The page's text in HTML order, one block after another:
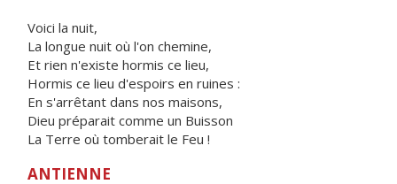
Voici la nuit,
La longue nuit où l'on chemine,
Et rien n'existe hormis ce lieu,
Hormis ce lieu d'espoirs en ruines :
En s'arrêtant dans nos maisons,
Dieu préparait comme un Buisson
La Terre où tomberait le Feu !
ANTIENNE